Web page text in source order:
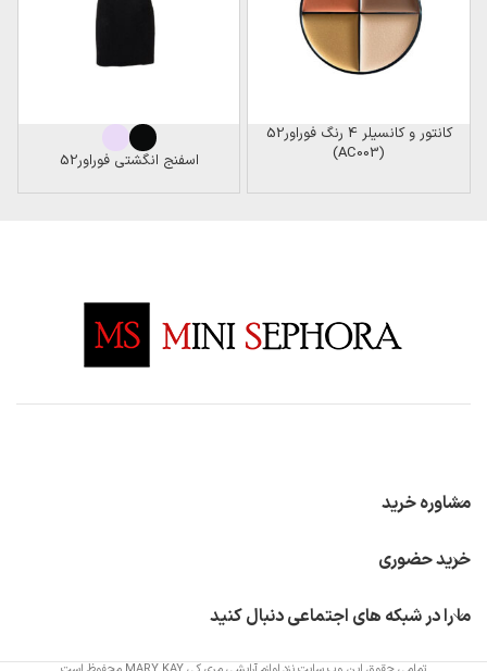
کانتور و کانسیلر 4 رنگ فوراور52
(AC003)
اسفنج انگشتی فوراور52
مشاوره خرید
خرید حضوری
ما را در شبکه های اجتماعی دنبال کنید